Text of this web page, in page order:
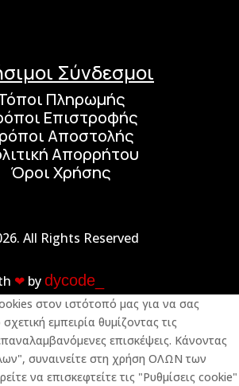
Σύνδεσμοι
Πληρωμής
Επιστροφής
Αποστολής
Απορρήτου
Όροι Χρήσης
All Rights Reserved
❤︎ bydycode_
στον ιστότοπό μας για να σας
εμπειρία θυμίζοντας τις
επισκέψεις. Κάνοντας
συναινείτε στη χρήση ΟΛΩΝ των
να επισκεφτείτε τις "Ρυθμίσεις cookie"